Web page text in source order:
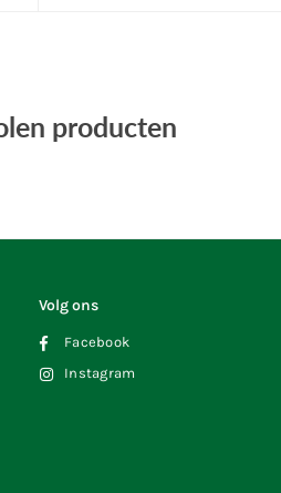
producten
Volg ons
Facebook
Instagram